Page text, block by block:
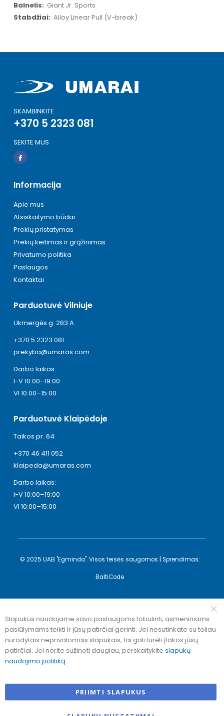
Giant Jr. Sports
Alloy Linear Pull (V-break)
SKAMBINKITE
+370 5 2323 081
SEKITE MUS
Informacija
Apie mus
Atsiskaitymo būdai
Prekių pristatymas
Prekių keitimas ir grąžinimas
Privatumo politika
Paslaugos
Kontaktai
Parduotuvė Vilniuje
Ukmergės g. 283 A
+370 5 2323 081
prekyba@umaras.com
Darbo laikas:
I-V 10:00–19:00
VI 10:00–15:00
Parduotuvė Klaipėdoje
Taikos pr. 64
+370 46 411 052
klaipeda@umaras.com
Darbo laikas:
I-V 10:00–19:00
VI 10:00–15:00
© 2025 UAB "Egminda". Visos teisės saugomos | Sprendimas:
BaltiCode
Slapukus naudojame savo paslaugoms tobulinti, asmeniniams
pasiūlymams teikti ir jūsų patirčiai gerinti. Jei nesutinkate su toliau
nurodytais neprivalomais slapukais, tai gali turėti įtakos jūsų
patirčiai. Jei norite sužinoti daugiau, perskaitykite slapukų
naudojimo politiką.
PRIIMTI SLAPUKUS